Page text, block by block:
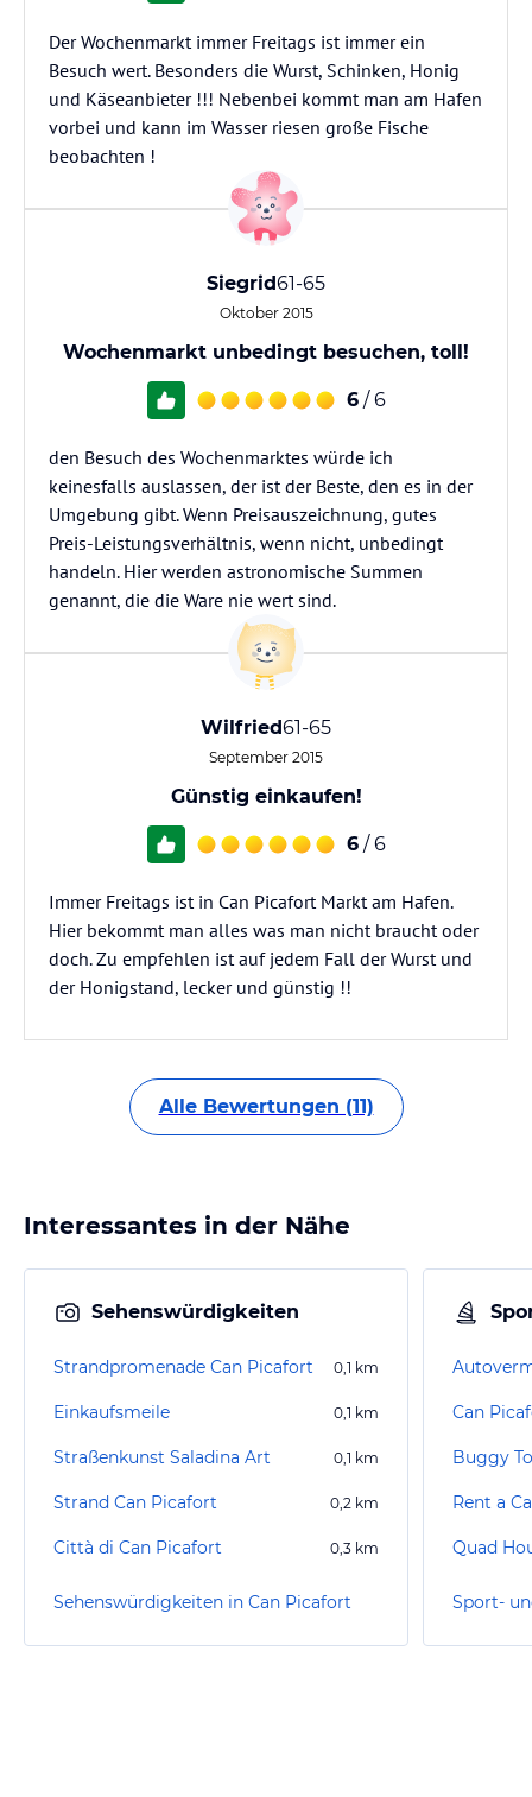
Der Wochenmarkt immer Freitags ist immer ein
Besuch wert. Besonders die Wurst, Schinken, Honig
und Käseanbieter !!! Nebenbei kommt man am Hafen
vorbei und kann im Wasser riesen große Fische
beobachten !
Siegrid61-65
Oktober 2015
Wochenmarkt unbedingt besuchen, toll!
6 / 6
den Besuch des Wochenmarktes würde ich
keinesfalls auslassen, der ist der Beste, den es in der
Umgebung gibt. Wenn Preisauszeichnung, gutes
Preis-Leistungsverhältnis, wenn nicht, unbedingt
handeln. Hier werden astronomische Summen
genannt, die die Ware nie wert sind.
Wilfried61-65
September 2015
Günstig einkaufen!
6 / 6
Immer Freitags ist in Can Picafort Markt am Hafen.
Hier bekommt man alles was man nicht braucht oder
doch. Zu empfehlen ist auf jedem Fall der Wurst und
der Honigstand, lecker und günstig !!
Alle Bewertungen (11)
Interessantes in der Nähe
Sehenswürdigkeiten
Strandpromenade Can Picafort 0,1 km
Einkaufsmeile 0,1 km
Straßenkunst Saladina Art 0,1 km
Strand Can Picafort 0,2 km
Città di Can Picafort 0,3 km
Sehenswürdigkeiten in Can Picafort
Can
Rent a
Quad